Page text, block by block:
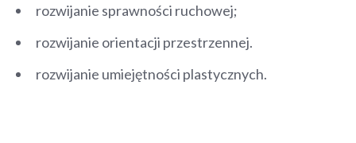
rozwijanie sprawności ruchowej;
rozwijanie orientacji przestrzennej.
rozwijanie umiejętności plastycznych.